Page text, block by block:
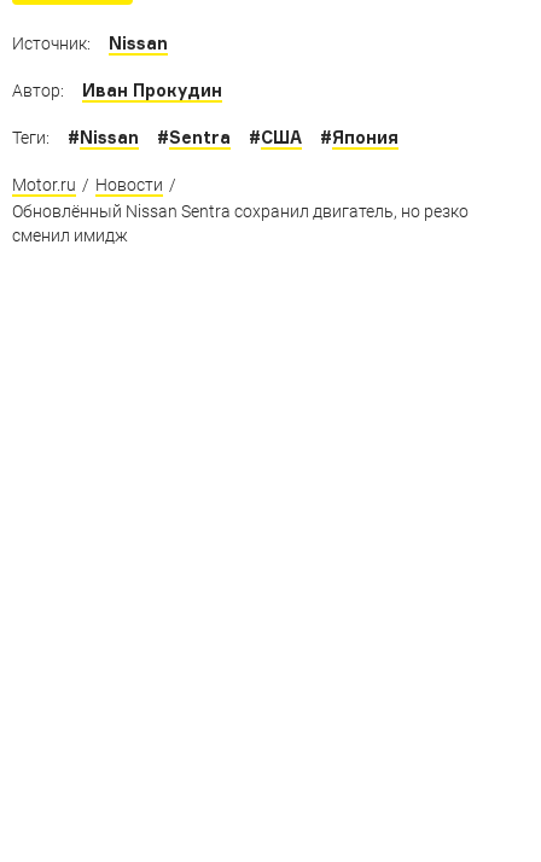
Источник: Nissan
Автор: Иван Прокудин
Теги: #Nissan #Sentra #США #Япония
Motor.ru / Новости /
Обновлённый Nissan Sentra сохранил двигатель, но резко
сменил имидж